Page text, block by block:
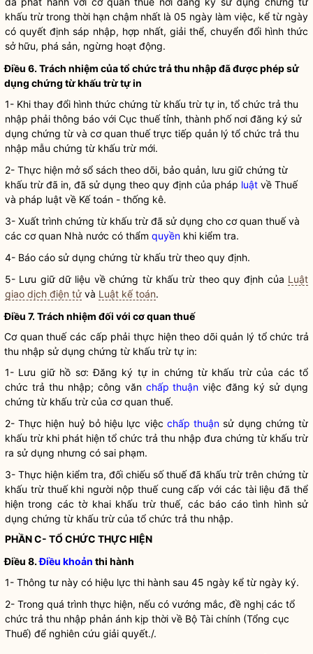
khấu trừ trong thời hạn chậm nhất là 05 ngày làm việc, kể từ ngày
có quyết định sáp nhập, hợp nhất, giải thể, chuyển đổi hình thức
sở hữu, phá sản, ngừng hoạt động.
Điều 6. Trách nhiệm của tổ chức trả thu nhập đã được phép sử
dụng chứng từ khấu trừ tự in
1- Khi thay đổi hình thức chứng từ khấu trừ tự in, tổ chức trả thu
nhập phải thông báo với Cục thuế tỉnh, thành phố nơi đăng ký sử
dụng chứng từ và cơ quan thuế trực tiếp quản lý tổ chức trả thu
nhập mẫu chứng từ khấu trừ mới.
2- Thực hiện mở sổ sách theo dõi, bảo quản, lưu giữ chứng từ
khấu trừ đã in, đã sử dụng theo quy định của pháp luật về Thuế
và pháp luật về Kế toán - thống kê.
3- Xuất trình chứng từ khấu trừ đã sử dụng cho cơ quan thuế và
các cơ quan Nhà nước có thẩm quyền khi kiểm tra.
4- Báo cáo sử dụng chứng từ khấu trừ theo quy định.
5- Lưu giữ dữ liệu về chứng từ khấu trừ theo quy định của Luật
giao dịch điện tử và Luật kế toán.
Điều 7. Trách nhiệm đối với cơ quan thuế
Cơ quan thuế các cấp phải thực hiện theo dõi quản lý tổ chức trả
thu nhập sử dụng chứng từ khấu trừ tự in:
1- Lưu giữ hồ sơ: Đăng ký tự in chứng từ khấu trừ của các tổ
chức trả thu nhập; công văn chấp thuận việc đăng ký sử dụng
chứng từ khấu trừ của cơ quan thuế.
2- Thực hiện huỷ bỏ hiệu lực việc chấp thuận sử dụng chứng từ
khấu trừ khi phát hiện tổ chức trả thu nhập đưa chứng từ khấu trừ
ra sử dụng nhưng có sai phạm.
3- Thực hiện kiểm tra, đối chiếu số thuế đã khấu trừ trên chứng từ
khấu trừ thuế khi người nộp thuế cung cấp với các tài liệu đã thể
hiện trong các tờ khai khấu trừ thuế, các báo cáo tình hình sử
dụng chứng từ khấu trừ của tổ chức trả thu nhập.
PHẦN C- TỔ CHỨC THỰC HIỆN
Điều 8.Điều khoản thi hành
1- Thông tư này có hiệu lực thi hành sau 45 ngày kể từ ngày ký.
2- Trong quá trình thực hiện, nếu có vướng mắc, đề nghị các tổ
chức trả thu nhập phản ánh kịp thời về Bộ Tài chính (Tổng cục
Thuế) để nghiên cứu giải quyết./.